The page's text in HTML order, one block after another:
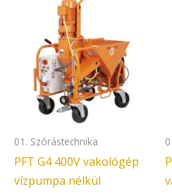
01. Szórástechnika
PFT G4 400V vakológép
vízpumpa nélkül